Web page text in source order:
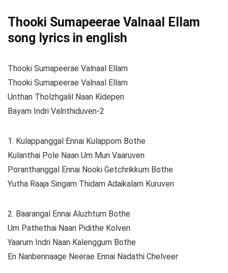
Thooki Sumapeerae Valnaal Ellam
song lyrics in english
Thooki Sumapeerae Valnaal Ellam
Thooki Sumapeerae Valnaal Ellam
Unthan Tholzhgalil Naan Kidepen
Bayam Indri Valnthiduven-2
1. Kulappanggal Ennai Kulappom Bothe
Kulanthai Pole Naan Um Mun Vaaruven
Poranthanggal Ennai Nooki Getchrikkum Bothe
Yutha Raaja Singam Thidam Adaikalam Kuruven
2. Baarangal Ennai Aluzhtum Bothe
Um Pathethai Naan Pidithe Kolven
Yaarum Indri Naan Kalenggum Bothe
En Nanbennaage Neerae Ennai Nadathi Chelveer